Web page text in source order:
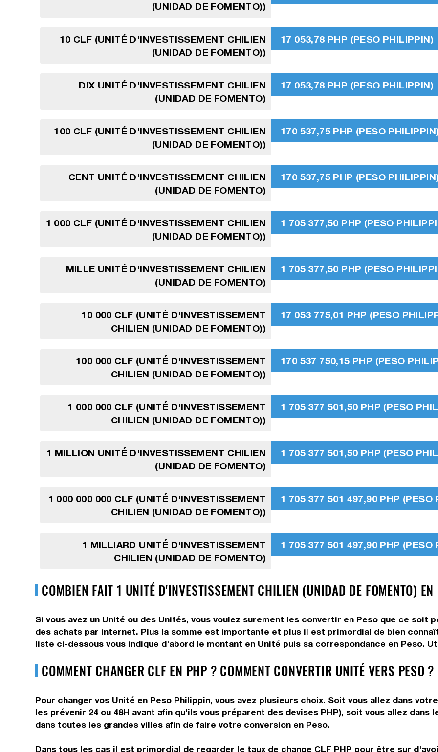
(UNIDAD DE FOMENTO))
10 CLF (UNITÉ D'INVESTISSEMENT CHILIEN
(UNIDAD DE FOMENTO))
17 053,78 PHP (PESO PHILIPPIN)
DIX UNITÉ D'INVESTISSEMENT CHILIEN
(UNIDAD DE FOMENTO)
17 053,78 PHP (PESO PHILIPPIN)
100 CLF (UNITÉ D'INVESTISSEMENT CHILIEN
(UNIDAD DE FOMENTO))
170 537,75 PHP (PESO PHILIPPIN)
CENT UNITÉ D'INVESTISSEMENT CHILIEN
(UNIDAD DE FOMENTO)
170 537,75 PHP (PESO PHILIPPIN)
1 000 CLF (UNITÉ D'INVESTISSEMENT CHILIEN
(UNIDAD DE FOMENTO))
1 705 377,50 PHP (PESO
MILLE UNITÉ D'INVESTISSEMENT CHILIEN
(UNIDAD DE FOMENTO)
1 705 377,50 PHP (PESO
10 000 CLF (UNITÉ D'INVESTISSEMENT
CHILIEN (UNIDAD DE FOMENTO))
17 053 775,01 PHP (PESO
100 000 CLF (UNITÉ D'INVESTISSEMENT
CHILIEN (UNIDAD DE FOMENTO))
170 537 750,15 PHP (PESO
1 000 000 CLF (UNITÉ D'INVESTISSEMENT
CHILIEN (UNIDAD DE FOMENTO))
1 705 377 501,50 PHP (PESO
1 MILLION UNITÉ D'INVESTISSEMENT CHILIEN
(UNIDAD DE FOMENTO)
1 705 377 501,50 PHP (PESO
1 000 000 000 CLF (UNITÉ D'INVESTISSEMENT
CHILIEN (UNIDAD DE FOMENTO))
1 705 377 501 497,90 PHP (PESO
1 MILLIARD UNITÉ D'INVESTISSEMENT
CHILIEN (UNIDAD DE FOMENTO)
1 705 377 501 497,90 PHP (PESO
COMBIEN FAIT 1 UNITÉ D'INVESTISSEMENT CHILIEN (UNIDAD DE FOMENTO)
Si vous avez un Unité ou des Unités, vous voulez surement les convertir en Peso que ce soit
des achats par internet. Plus la somme est importante et plus il est primordial de bien
liste ci-dessous vous indique d'abord le montant en Unité puis sa correspondance en Peso.
COMMENT CHANGER CLF EN PHP ? COMMENT CONVERTIR UNITÉ VERS PESO ?
Pour changer vos Unité en Peso Philippin, vous avez plusieurs choix. Soit vous allez dans
les prévenir 24 ou 48H avant afin qu'ils vous préparent des devises PHP), soit vous allez dans
dans toutes les grandes villes afin de faire votre conversion en Peso.
Dans tous les cas il est primordial de regarder le taux de change CLF PHP pour être sur